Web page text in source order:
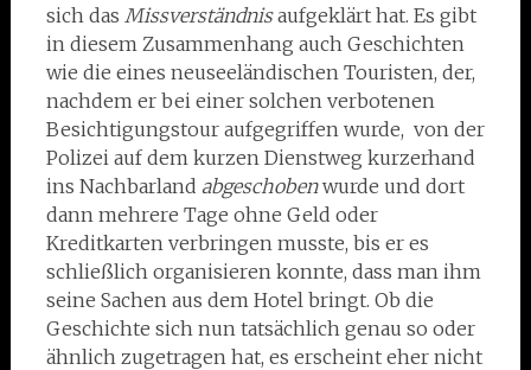
sich das Missverständnisaufgeklärt hat. Es gibt
in diesem Zusammenhang auch Geschichten
wie die eines neuseeländischen Touristen, der,
nachdem er bei einer solchen verbotenen
Besichtigungstour aufgegriffen wurde, von der
Polizei auf dem kurzen Dienstweg kurzerhand
ins Nachbarland abgeschobenwurde und dort
dann mehrere Tage ohne Geld oder
Kreditkarten verbringen musste, bis er es
schließlich organisieren konnte, dass man ihm
seine Sachen aus dem Hotel bringt. Ob die
Geschichte sich nun tatsächlich genau so oder
ähnlich zugetragen hat, es erscheint eher nicht